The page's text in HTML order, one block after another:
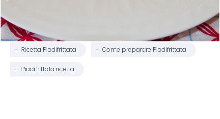
Ricetta Piadifrittata Come preparare Piadifrittata
Piadifrittata ricetta